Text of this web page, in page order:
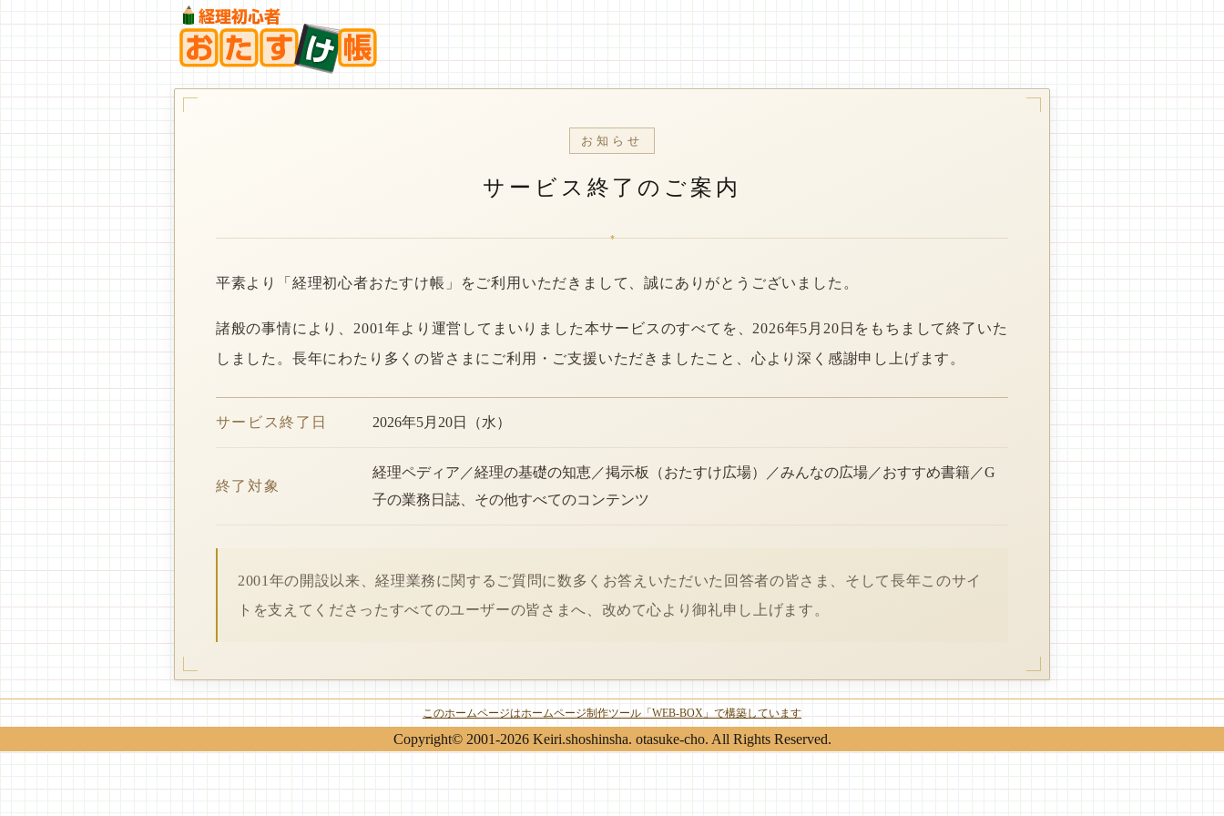
お知らせ
サービス終了のご案内
*
平素より「経理初心者おたすけ帳」をご利用いただきまして、誠にありがとうございました。
諸般の事情により、2001年より運営してまいりました本サービスのすべてを、2026年5月20日をもちまして終了いた
しました。長年にわたり多くの皆さまにご利用・ご支援いただきましたこと、心より深く感謝申し上げます。
サービス終了日 2026年5月20日（水）
終了対象
経理ペディア／経理の基礎の知恵／掲示板（おたすけ広場）／みんなの広場／おすすめ書籍／G
子の業務日誌、その他すべてのコンテンツ
2001年の開設以来、経理業務に関するご質問に数多くお答えいただいた回答者の皆さま、そして長年このサイ
トを支えてくださったすべてのユーザーの皆さまへ、改めて心より御礼申し上げます。
このホームページはホームページ制作ツール「WEB-BOX」で構築しています
Copyright© 2001-2026 Keiri.shoshinsha. otasuke-cho. All Rights Reserved.